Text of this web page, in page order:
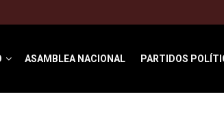
ASAMBLEA NACIONAL PARTIDOS